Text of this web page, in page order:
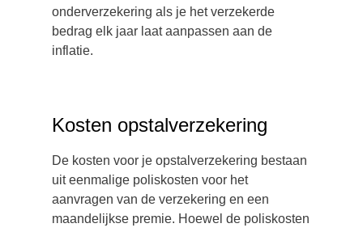
onderverzekering als je het verzekerde
bedrag elk jaar laat aanpassen aan de
inflatie.
Kosten opstalverzekering
De kosten voor je opstalverzekering bestaan
uit eenmalige poliskosten voor het
aanvragen van de verzekering en een
maandelijkse premie. Hoewel de poliskosten